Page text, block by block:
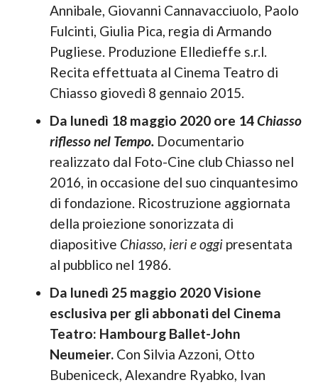
Annibale, Giovanni Cannavacciuolo, Paolo
Fulcinti, Giulia Pica, regia di Armando
Pugliese. Produzione Elledieffe s.r.l.
Recita effettuata al Cinema Teatro di
Chiasso giovedì 8 gennaio 2015.
Da lunedì 18 maggio 2020 ore 14Chiasso
riflesso nel Tempo. Documentario
realizzato dal Foto-Cine club Chiasso nel
2016, in occasione del suo cinquantesimo
di fondazione. Ricostruzione aggiornata
della proiezione sonorizzata di
diapositive Chiasso, ieri e oggi presentata
al pubblico nel 1986.
Da lunedì 25 maggio 2020 Visione
esclusiva per gli abbonati del Cinema
Teatro: Hambourg Ballet-John
Neumeier. Con Silvia Azzoni, Otto
Bubeniceck, Alexandre Ryabko, Ivan